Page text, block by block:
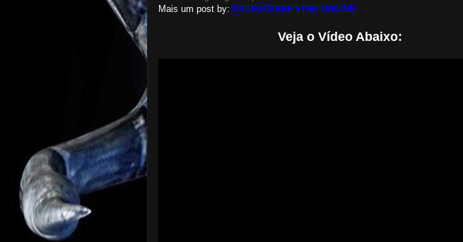
Mais um post by: EXTRATERRESTRE ONLINE
Veja o Vídeo Abaixo: